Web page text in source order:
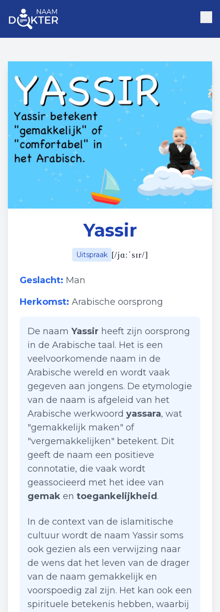
Yassir
Uitspraak [/jɑːˈsɪr/]
Geslacht: Man
Herkomst: Arabische oorsprong
De naam Yassir heeft zijn oorsprong
in de Arabische taal. Het is een
veelvoorkomende naam in de
Arabische wereld en wordt vaak
gegeven aan jongens. De etymologie
van de naam is afgeleid van het
Arabische werkwoord yassara, wat
"gemakkelijk maken" of
"vergemakkelijken" betekent. Dit
geeft de naam een positieve
connotatie, die vaak wordt
geassocieerd met het idee van
gemak en toegankelijkheid .
In de context van de islamitische
cultuur wordt de naam Yassir soms
ook gezien als een verwijzing naar
de wens dat het leven van de drager
van de naam gemakkelijk en
voorspoedig zal zijn. Het kan ook een
spirituele betekenis hebben, waarbij